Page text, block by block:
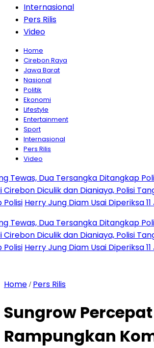
Internasional
Pers Rilis
Video
Home
Cirebon Raya
Jawa Barat
Nasional
Politik
Ekonomi
Lifestyle
Entertainment
Sport
Internasional
Pers Rilis
Video
Tersangka Ditangkap Polisi Resor
dan Dianiaya, Polisi Tangkap
Jung Diam Usai Diperiksa 11 Jam KPK
Tersangka Ditangkap Polisi Resor
dan Dianiaya, Polisi Tangkap
Jung Diam Usai Diperiksa 11 Jam KPK
Home / Pers Rilis
Sungrow
Rampungkan